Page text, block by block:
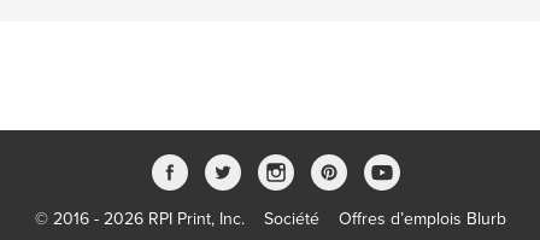
© 2016 - 2026 RPI Print, Inc. Société Offres d’emplois Blurb